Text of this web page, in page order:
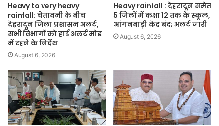
Heavy to very heavy
rainfall: चेतावनी के बीच
देहरादून जिला प्रशासन अलर्ट,
सभी विभागों को हाई अलर्ट मोड
में रहने के निर्देश
August 6, 2026
Heavy rainfall : देहरादून समेत
5 जिलों में कक्षा 12 तक के स्कूल,
आंगनबाड़ी केंद्र बंद; अलर्ट जारी
August 6, 2026